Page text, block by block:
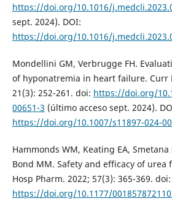
https://doi.org/10.1016/
sept. 2024). DOI:
https://doi.org/10.1016/
Mondellini GM, Verbrugge FH.
of hyponatremia in heart failure. Curr
21(3): 252-261. doi: https://doi.org/
00651-3 (último acceso sept. 2024).
https://doi.org/10.1007/s11897-024-
Hammonds WM, Keating EA, Smetana
Bond MM. Safety and efficacy of urea
Hosp Pharm. 2022; 57(3): 365-369. doi:
https://doi.org/10.1177/